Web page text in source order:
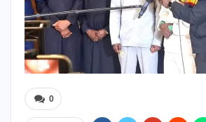
0